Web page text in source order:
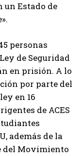
un Estado de
personas
de Seguridad
en prisión. A lo
por parte del
en 16
de ACES
además de la
del Movimiento